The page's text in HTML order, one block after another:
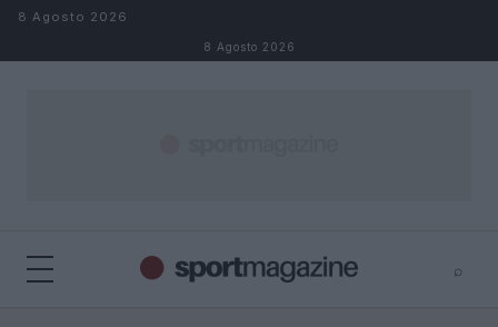
Salta al contenuto
8 Agosto 2026
8 Agosto 2026
⌕